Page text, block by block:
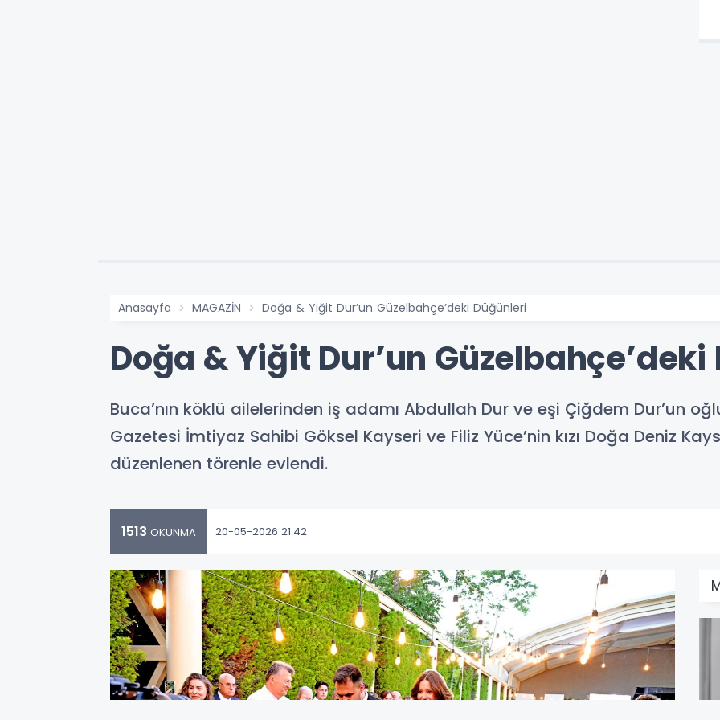
Anasayfa MAGAZİN Doğa & Yiğit Dur’un Güzelbahçe’deki Düğünleri
Doğa & Yiğit Dur’un
Buca’nın köklü ailelerinden iş adamı Abdullah Dur ve eşi Çiğdem Dur’un
Gazetesi İmtiyaz Sahibi Göksel Kayseri ve Filiz Yüce’nin kızı Doğa Deniz
düzenlenen törenle evlendi.
1513 OKUNMA 20-05-2026 21:42